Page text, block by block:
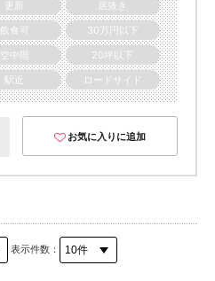
更新
居抜き
飲食可
30万円以下
空中階
20坪以下
駅近 ロードサイド
お気に入りに追加
表示件数：